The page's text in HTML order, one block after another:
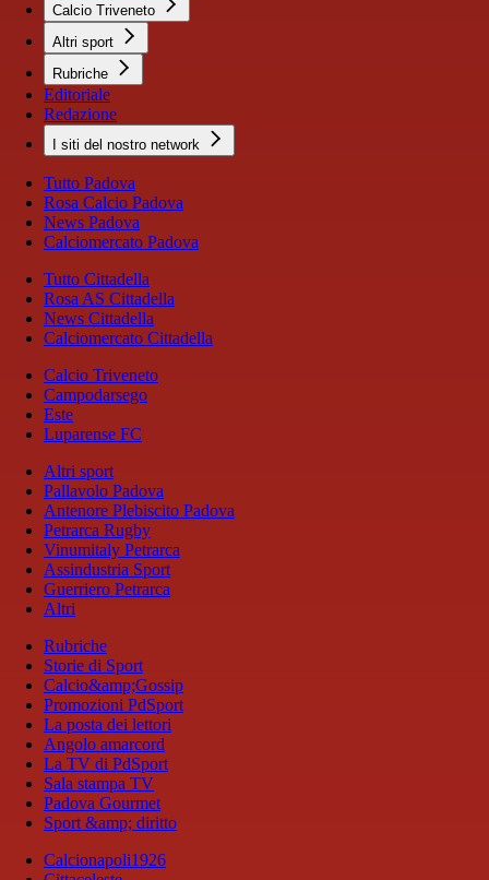
Calcio Triveneto
Altri sport
Rubriche
Editoriale
Redazione
I siti del nostro network
Tutto Padova
Rosa Calcio Padova
News Padova
Calciomercato Padova
Tutto Cittadella
Rosa AS Cittadella
News Cittadella
Calciomercato Cittadella
Calcio Triveneto
Campodarsego
Este
Luparense FC
Altri sport
Pallavolo Padova
Antenore Plebiscito Padova
Petrarca Rugby
Vinumitaly Petrarca
Assindustria Sport
Guerriero Petrarca
Altri
Rubriche
Storie di Sport
Calcio&amp;Gossip
Promozioni PdSport
La posta dei lettori
Angolo amarcord
La TV di PdSport
Sala stampa TV
Padova Gourmet
Sport &amp; diritto
Calcionapoli1926